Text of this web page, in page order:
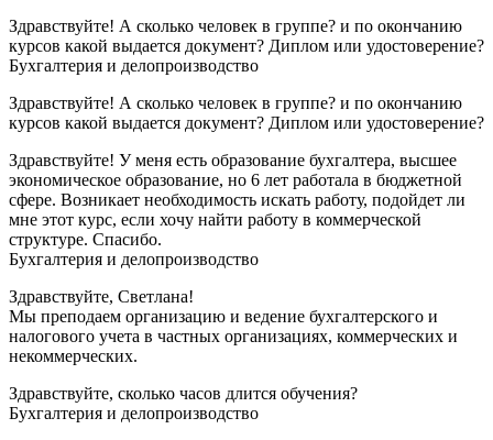
Здравствуйте! А сколько человек в группе? и по окончанию
курсов какой выдается документ? Диплом или удостоверение?
Бухгалтерия и делопроизводство
Здравствуйте! А сколько человек в группе? и по окончанию
курсов какой выдается документ? Диплом или удостоверение?
Здравствуйте! У меня есть образование бухгалтера, высшее
экономическое образование, но 6 лет работала в бюджетной
сфере. Возникает необходимость искать работу, подойдет ли
мне этот курс, если хочу найти работу в коммерческой
структуре. Спасибо.
Бухгалтерия и делопроизводство
Здравствуйте, Светлана!
Мы преподаем организацию и ведение бухгалтерского и
налогового учета в частных организациях, коммерческих и
некоммерческих.
Здравствуйте, сколько часов длится обучения?
Бухгалтерия и делопроизводство